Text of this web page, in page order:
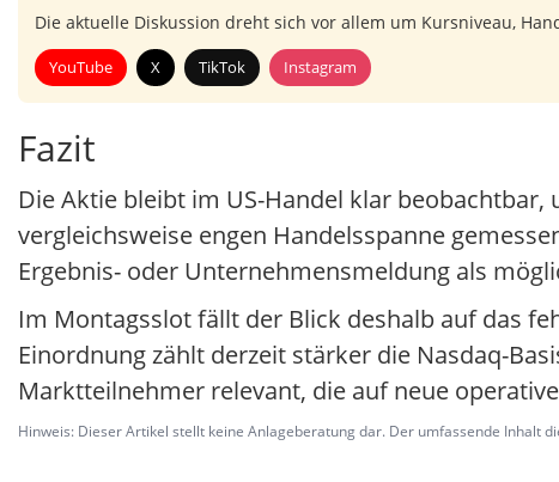
Die aktuelle Diskussion dreht sich vor allem um Kursniveau,
YouTube X TikTok Instagram
Fazit
Die Aktie bleibt im US-Handel klar
vergleichsweise engen Handelsspanne
Ergebnis- oder Unternehmensmeldung als
Im Montagsslot fällt der Blick deshalb auf das
Einordnung zählt derzeit stärker die Nasdaq-
Marktteilnehmer relevant, die auf neue
Hinweis: Dieser Artikel stellt keine Anlageberatung dar. Der umfassende Inhalt